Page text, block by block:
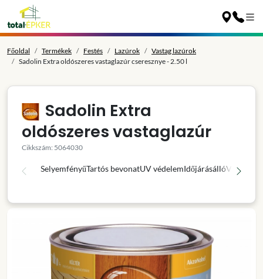
Főoldal Termékek Festés Lazúrok
Vastag lazúrok
Sadolin Extra oldószeres vastaglazúr cseresznye - 2.50 l
Sadolin Extra
oldószeres vastaglazúr
Cikkszám: 5064030
SelyemfényűTartós bevonatUV védelemIdőjárásállóVíztaszító